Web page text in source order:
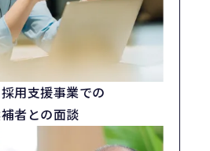
用支援事業での
者との面談